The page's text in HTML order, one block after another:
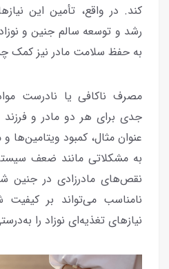
کند. در واقع، تأمین این
رشد و توسعه سالم جنین و
به حفظ سلامت مادر نیز کمک
مصرف ناکافی یا نادرست
جدی برای هر دو مادر و فرزند
عنوان مثال، کمبود ویتامین‌ها
به مشکلاتی مانند ضعف
نقص‌های مادرزادی در جنین
نامناسب می‌تواند بر کیفیت
نیازهای تغذیه‌ای نوزاد را